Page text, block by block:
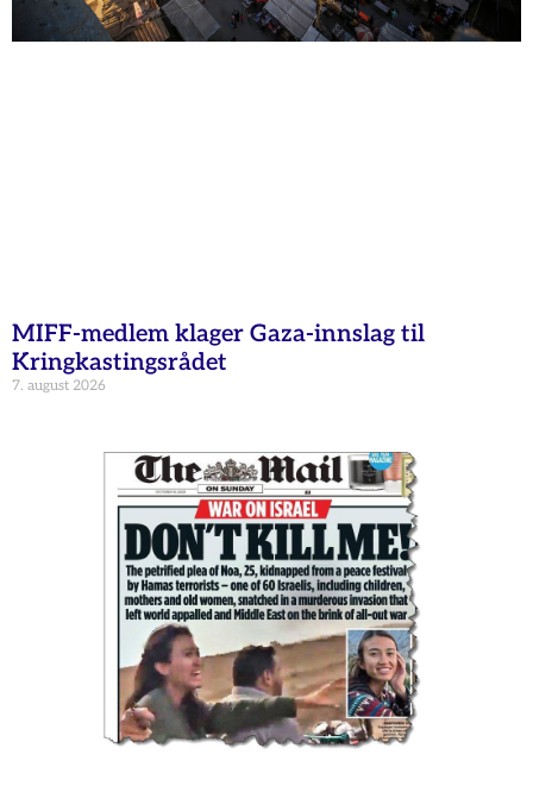
MIFF-medlem klager Gaza-innslag til
Kringkastingsrådet
7. august 2026